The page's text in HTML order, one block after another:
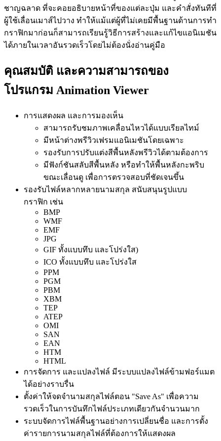
ชาญฉลาด ที่จะคอยอธิบายหน้าที่ของแต่ละปุ่ม และคำสั่งทันทีที่
ผู้ใช้เลื่อนเมาส์ไปวาง ทำให้แม้แต่ผู้ที่ไม่เคยมีพื้นฐานด้านการทำ
กราฟิกมาก่อนก็สามารถเรียนรู้วิธีการสร้างและแก้ไขแอนิเมชัน
ได้ภายในเวลาอันรวดเร็วโดยไม่ต้องนั่งอ่านคู่มือ
คุณสมบัติ และความสามารถของ
โปรแกรม Animation Viewer
การแสดงผล และการมองเห็น
สามารถรับชมภาพเคลื่อนไหวได้แบบเรียลไทม์
มีหน้าต่างพรีวิวเฟรมแอนิเมชันโดยเฉพาะ
รองรับการปรับแต่งสีพื้นหลังพรีวิวได้ตามต้องการ
มีฟังก์ชันสลับสีพื้นหลัง หรือทำให้พื้นหลังกะพริบ
ขณะเลื่อนดู เพื่อการตรวจสอบที่ชัดเจนขึ้น
รองรับไฟล์หลากหลายนามสกุล สนับสนุนรูปแบบ
กราฟิก เช่น
BMP
WMF
EMF
JPG
GIF ทั้งแบบทึบ และโปร่งใส)
ICO ทั้งแบบทึบ และโปร่งใส
PPM
PGM
PBM
XBM
TEP
ATEP
OMI
SAN
EAN
HTM
HTML
การจัดการ และแปลงไฟล์ มีระบบแปลงไฟล์ข้ามฟอร์แมต
ได้อย่างราบรื่น
ตั้งค่าให้จดจำนามสกุลไฟล์ตอน "Save As" เพื่อความ
รวดเร็วในการบันทึกไฟล์ประเภทเดียวกันจำนวนมาก
ระบบจัดการไฟล์พื้นฐานอย่างการเปลี่ยนชื่อ และการตั้ง
ค่ารายการนามสกุลไฟล์ที่ต้องการให้แสดงผล